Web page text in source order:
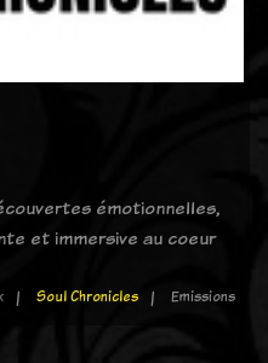
émotionnelles,
et immersive au coeur
Soul Chronicles Emissions